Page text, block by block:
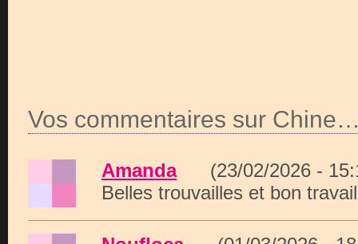
Vos commentaires sur
Amanda(23/02/2026 -
Belles trouvailles et bon